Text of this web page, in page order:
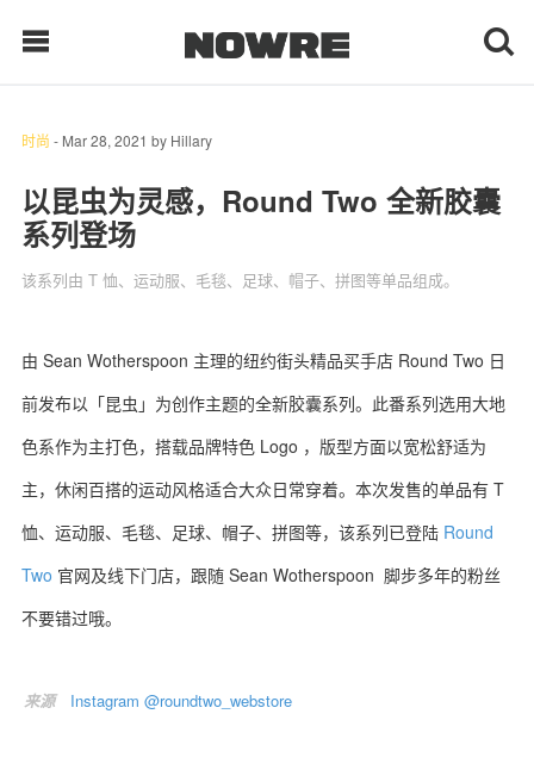
时 尚
球 鞋
生 活
时尚 - Mar 28, 2021 by Hillary
以昆虫为灵感，Round Two 全新胶囊
系列登场
该系列由 T 恤、运动服、毛毯、足球、帽子、拼图等单品组成。
由 Sean Wotherspoon 主理的纽约街头精品买手店 Round Two 日
前发布以「昆虫」为创作主题的全新胶囊系列。此番系列选用大地
色系作为主打色，搭载品牌特色 Logo ，版型方面以宽松舒适为
主，休闲百搭的运动风格适合大众日常穿着。本次发售的单品有 T
恤、运动服、毛毯、足球、帽子、拼图等，该系列已登陆 Round
Two 官网及线下门店，跟随 Sean Wotherspoon 脚步多年的粉丝
不要错过哦。
来源 Instagram @roundtwo_webstore